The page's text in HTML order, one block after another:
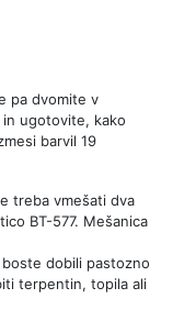
pa dvomite v
ugotovite, kako
barvil 19
treba vmešati dva
BT-577. Mešanica
dobili pastozno
terpentin, topila ali